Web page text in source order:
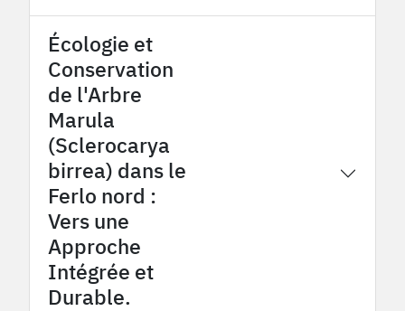
Écologie et
Conservation
de l'Arbre
Marula
(Sclerocarya
birrea) dans le
Ferlo nord :
Vers une
Approche
Intégrée et
Durable.